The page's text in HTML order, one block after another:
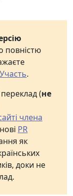
повністю
Участь.
(не
члена
PR
як
доки не